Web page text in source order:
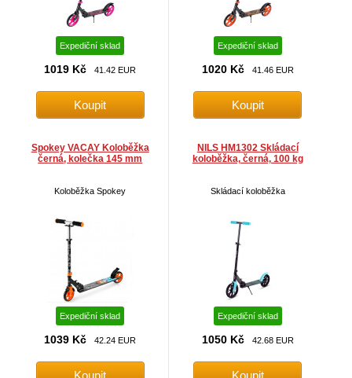
Expediční sklad
1019 Kč 41.42 EUR
Expediční sklad
1020 Kč 41.46 EUR
Spokey VACAY Koloběžka
černá, kolečka 145 mm
Koloběžka Spokey
Expediční sklad
1039 Kč 42.24 EUR
NILS HM1302 Skládací
koloběžka, černá, 100 kg
Skládací koloběžka
Expediční sklad
1050 Kč 42.68 EUR